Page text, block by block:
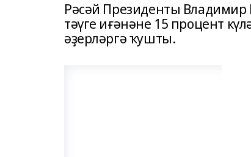
Рәсәй Президенты Владимир
тәүге иғәнәне 15 процент
әҙерләргә ҡушты.